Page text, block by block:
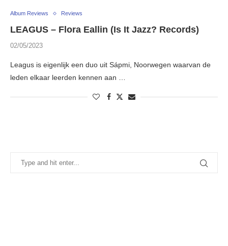
Album Reviews Reviews
LEAGUS – Flora Eallin (Is It Jazz? Records)
02/05/2023
Leagus is eigenlijk een duo uit Sápmi, Noorwegen waarvan de
leden elkaar leerden kennen aan …